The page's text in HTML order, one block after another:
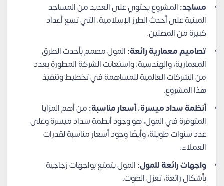
مساجد:المشروع يحتوي على العديد من المساجد
المبنية على أحدث الطرز الإسلامية، التي تسع أعداد
كبيرة من المصلين.
تصاميم معمارية رائعة:المول مصمم بأحدث الطرق
المعمارية، والهندسية، واستعانت الشركة المطورة بعدد
من الشركات العالمية للمساهمة في تخطيط وتنفيذ
هذا المشروع.
أنظمة سداد ميسرة، أسعار مناسبة:من أهم المزايا
المتوفرة في المول، هو وجود أنظمة سداد ميسرة وعلى
عدد سنوات طويلة، وأيضًا وجود أسعار مناسبة لقدرات
العملاء.
واجهات رائعة للمول:المول يتمتع بواجهات زجاجية
بأشكال رائعة، تعزل الصوت.